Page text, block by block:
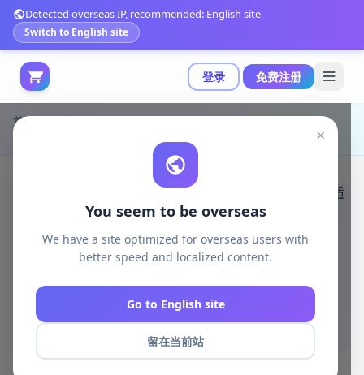
登录 免费注册
Detected overseas IP, recommended: English site
Switch to English site
×
You seem to be overseas
We have a site optimized for overseas users with
better speed and localized content.
Go to English site
留在当前站
首页 游戏开发 unity资源
Unity 3D-Models